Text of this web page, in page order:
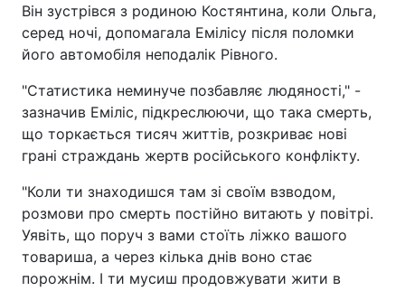
Він зустрівся з родиною Костянтина, коли Ольга,
серед ночі, допомагала Емілісу після поломки
його автомобіля неподалік Рівного.
"Статистика неминуче позбавляє людяності," -
зазначив Еміліс, підкреслюючи, що така смерть,
що торкається тисяч життів, розкриває нові
грані страждань жертв російського конфлікту.
"Коли ти знаходишся там зі своїм взводом,
розмови про смерть постійно витають у повітрі.
Уявіть, що поруч з вами стоїть ліжко вашого
товариша, а через кілька днів воно стає
порожнім. І ти мусиш продовжувати жити в